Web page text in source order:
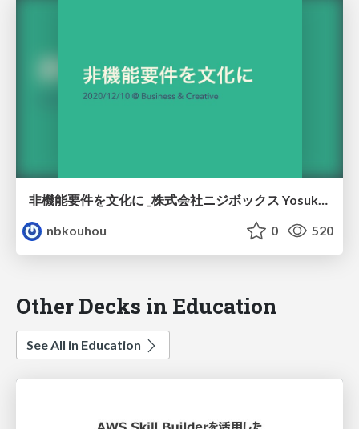
非機能要件を文化に _株式会社ニジボックス Yosuke Furukawa
nbkouhou
0 520
Other Decks in Education
See All in Education